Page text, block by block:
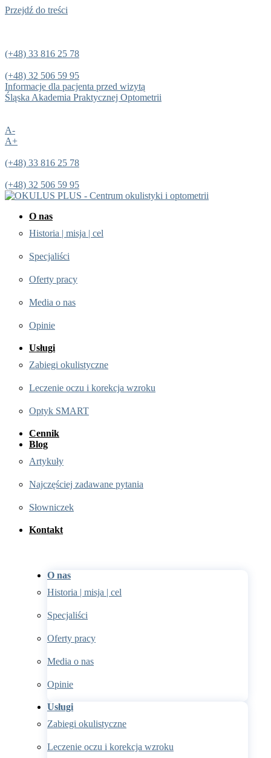
Przejdź do treści
(+48) 33 816 25 78
(+48) 32 506 59 95
Informacje dla pacjenta przed wizytą
Śląska Akademia Praktycznej Optometrii
A-
A+
(+48) 33 816 25 78
(+48) 32 506 59 95
O nas
Historia | misja | cel
Specjaliści
Oferty pracy
Media o nas
Opinie
Usługi
Zabiegi okulistyczne
Leczenie oczu i korekcja wzroku
Optyk SMART
Cennik
Blog
Artykuły
Najczęściej zadawane pytania
Słowniczek
Kontakt
O nas
Historia | misja | cel
Specjaliści
Oferty pracy
Media o nas
Opinie
Usługi
Zabiegi okulistyczne
Leczenie oczu i korekcja wzroku